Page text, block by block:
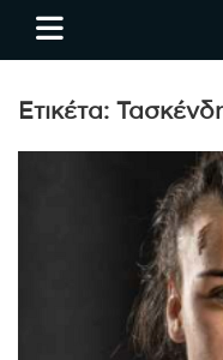
Skip
όλο
politic.gr
Ετικέτα: